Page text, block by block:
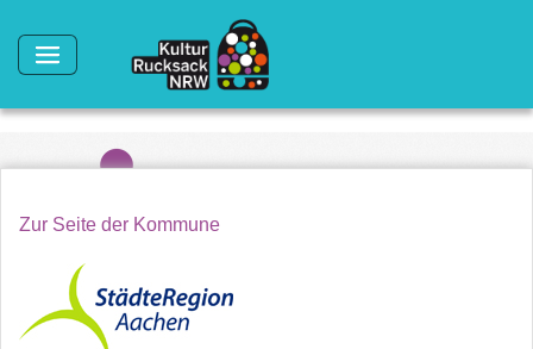
Zur Seite der Kommune